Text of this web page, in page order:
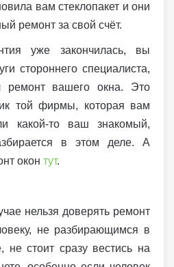
вам стеклопакет и они
ремонт за свой счёт.
уже закончилась, вы
стороннего специалиста,
ремонт вашего окна. Это
той фирмы, которая вам
какой-то ваш знакомый,
в этом деле. А
окон тут.
нельзя доверять ремонт
не разбирающимся в
не стоит сразу вестись на